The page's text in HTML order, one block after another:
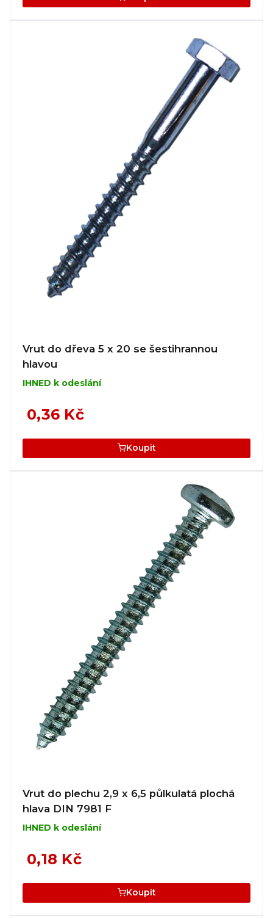
Vrut do dřeva 5 x 20 se šestihrannou
hlavou
IHNED k odeslání
0,36 Kč
Koupit
Vrut do plechu 2,9 x 6,5 půlkulatá plochá
hlava DIN 7981 F
IHNED k odeslání
0,18 Kč
Koupit